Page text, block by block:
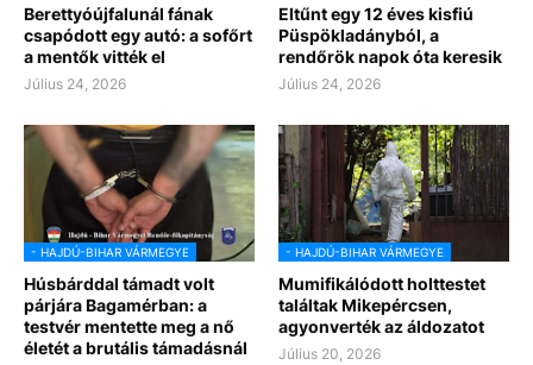
Berettyóújfalunál fának
csapódott egy autó: a sofőrt
a mentők vitték el
Július 24, 2026
Eltűnt egy 12 éves kisfiú
Püspökladányból, a
rendőrök napok óta keresik
Július 24, 2026
- HAJDÚ-BIHAR VÁRMEGYE
Húsbárddal támadt volt
párjára Bagamérban: a
testvér mentette meg a nő
életét a brutális támadásnál
- HAJDÚ-BIHAR VÁRMEGYE
Mumifikálódott holttestet
találtak Mikepércsen,
agyonverték az áldozatot
Július 20, 2026